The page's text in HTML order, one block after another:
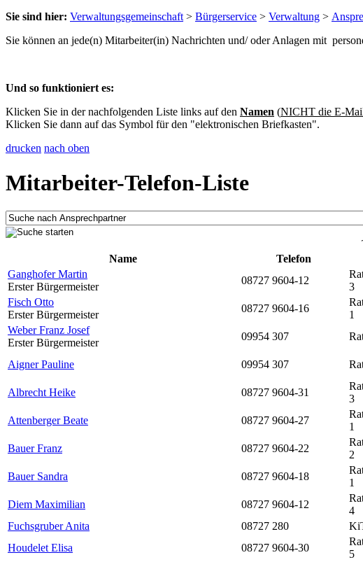
Sie sind hier: Verwaltungsgemeinschaft > Bürgerservice > Verwaltung >
Sie können an jede(n) Mitarbeiter(in) Nachrichten und/ oder Anlagen mit
Und so funktioniert es:
Klicken Sie in der nachfolgenden Liste links auf den Namen (NICHT die E-
Klicken Sie dann auf das Symbol für den "elektronischen Briefkasten".
drucken nach oben
Mitarbeiter-Telefon-Liste
Name
Telefon
Ganghofer Martin
Erster Bürgermeister
08727 9604-12
3
Fisch Otto
Erster Bürgermeister
08727 9604-16
1
Weber Franz Josef
Erster Bürgermeister
09954 307
Aigner Pauline 09954 307
Albrecht Heike
08727 9604-31
3
Attenberger Beate 08727 9604-27
1
Bauer Franz 08727 9604-22
2
Bauer Sandra 08727 9604-18
1
Diem Maximilian 08727 9604-12
4
Fuchsgruber Anita
08727 280
Houdelet Elisa
08727 9604-30
5